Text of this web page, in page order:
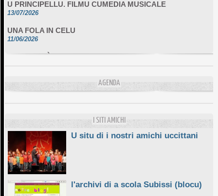
13/07/2026
11/06/2026
DA SCIMULÌ
10/06/2026 AGENDA
I SITI AMICHI
U situ di i nostri amichi uccittani
l'archivi di a scola Subissi (blocu)